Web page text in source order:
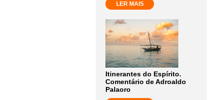
LER MAIS
Itinerantes do Espírito.
Comentário de Adroaldo
Palaoro